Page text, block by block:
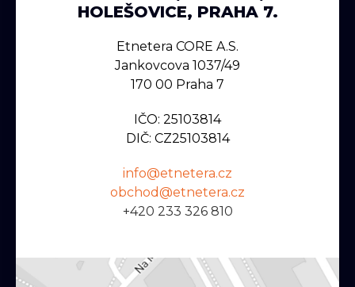
HOLEŠOVICE, PRAHA 7.
Etnetera CORE A.s.
Jankovcova 1037/49
170 00 Praha 7
IČO: 25103814
DIČ: CZ25103814
info@etnetera.cz
obchod@etnetera.cz
+420 233 326 810